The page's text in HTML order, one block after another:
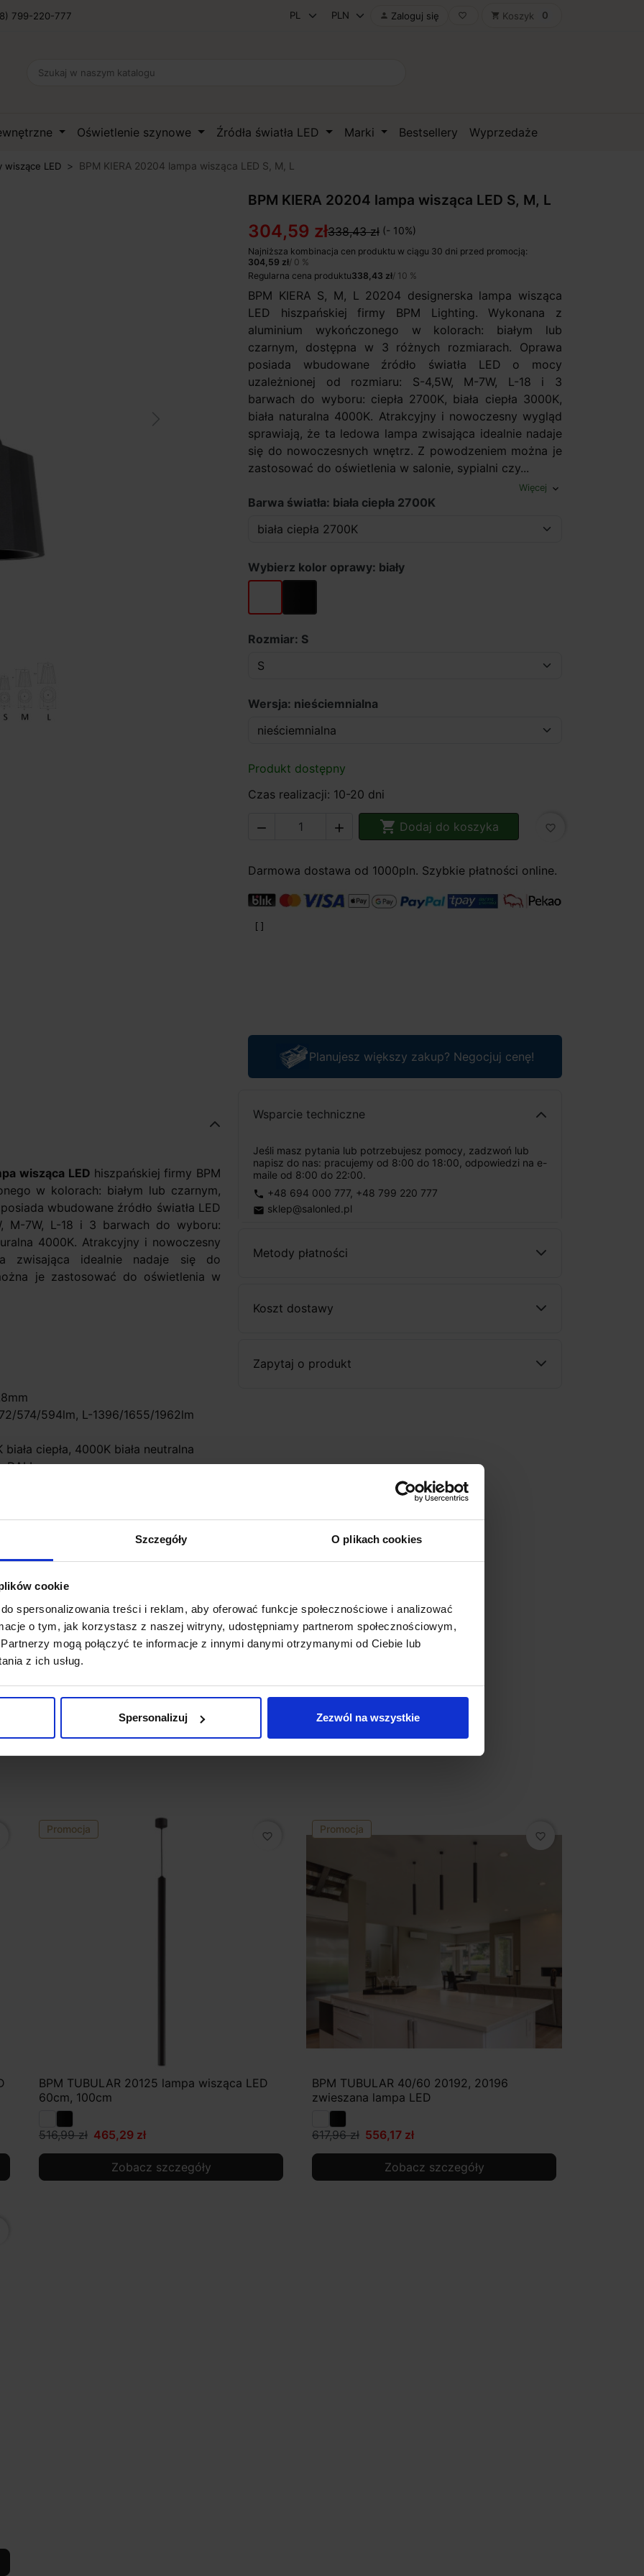
Szczegóły O plikach cookies
cookie
spersonalizowania treści i reklam, aby oferować funkcje społecznościowe i analizować
o tym, jak korzystasz z naszej witryny, udostępniamy partnerom społecznościowym,
mogą połączyć te informacje z innymi danymi otrzymanymi od Ciebie lub
z ich usług.
Spersonalizuj Zezwól na wszystkie
799-220-777  Zaloguj się favorite_border shopping_cart Koszyk 0
Oświetlenie szynowe Źródła światła LED Marki Bestsellery Wyprzedaże
wiszące LED BPM KIERA 20204 lampa wisząca LED S, M, L
BPM KIERA 20204 lampa wisząca LED S, M, L
304,59 zł338,43 zł (- 10%)
Najniższa kombinacja cen produktu w ciągu 30 dni przed promocją:
304,59 zł/ 0 %
Regularna cena produktu338,43 zł/ 10 %
BPM KIERA S, M, L 20204 designerska lampa wisząca
LED hiszpańskiej firmy BPM Lighting. Wykonana z
aluminium wykończonego w kolorach: białym lub
czarnym, dostępna w 3 różnych rozmiarach. Oprawa
posiada wbudowane źródło światła LED o mocy
uzależnionej od rozmiaru: S-4,5W, M-7W, L-18 i 3
barwach do wyboru: ciepła 2700K, biała ciepła 3000K,
biała naturalna 4000K. Atrakcyjny i nowoczesny wygląd
sprawiają, że ta ledowa lampa zwisająca idealnie nadaje
się do nowoczesnych wnętrz. Z powodzeniem można je
zastosować do oświetlenia w salonie, sypialni czy...
Więcej expand_more
Barwa światła: biała ciepła 2700K
Wybierz kolor oprawy: biały
biały czarny
Rozmiar: S
Wersja: nieściemnialna
Produkt dostępny
Czas realizacji: 10-20 dni
   Dodaj do koszyka favorite_border
Darmowa dostawa od 1000pln. Szybkie płatności online.
Planujesz większy zakup? Negocjuj cenę!
Wsparcie techniczne
Jeśli masz pytania lub potrzebujesz pomocy, zadzwoń lub
napisz do nas: pracujemy od 8:00 do 18:00, odpowiedzi na e-
maile od 8:00 do 22:00.
phone +48 694 000 777, +48 799 220 777
email sklep@salonled.pl
Metody płatności
Koszt dostawy
Zapytaj o produkt
wisząca LED hiszpańskiej firmy BPM
w kolorach: białym lub czarnym,
wbudowane źródło światła LED
M-7W, L-18 i 3 barwach do wyboru:
4000K. Atrakcyjny i nowoczesny
zwisająca idealnie nadaje się do
je zastosować do oświetlenia w
574/594lm, L-1396/1655/1962lm
ciepła, 4000K biała neutralna
DALI
zamówienie. Zgodnie z regulaminem
Promocja
favorite_border
BPM TUBULAR 20125 lampa wisząca LED
60cm, 100cm
516,99 zł 465,29 zł
Zobacz szczegóły
Promocja
favorite_border
BPM TUBULAR 40/60 20192, 20196
zwieszana lampa LED
617,96 zł 556,17 zł
Zobacz szczegóły